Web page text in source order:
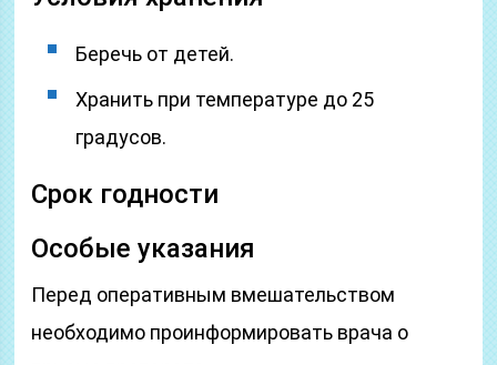
Беречь от детей.
Хранить при температуре до 25
градусов.
Срок годности
Особые указания
Перед оперативным вмешательством
необходимо проинформировать врача о